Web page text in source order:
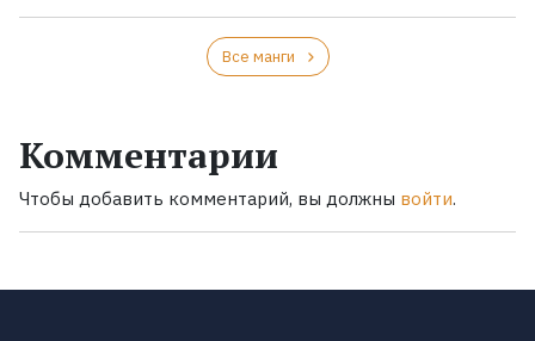
Все манги
Комментарии
Чтобы добавить комментарий, вы должны войти.